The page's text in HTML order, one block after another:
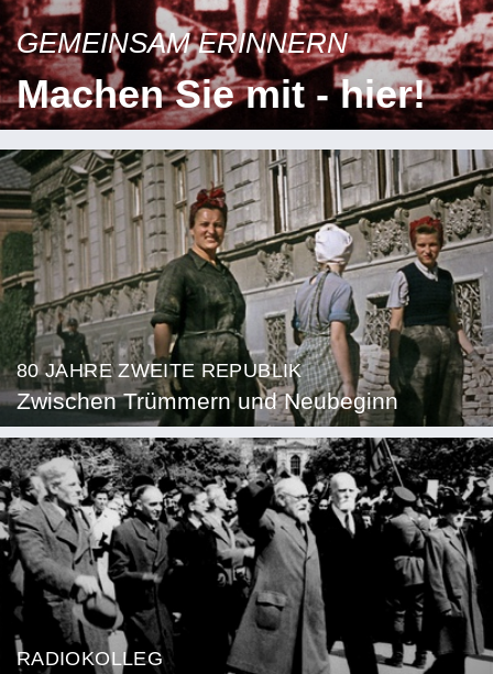
GEMEINSAM ERINNERN
Machen Sie mit - hier!
80 JAHRE ZWEITE REPUBLIK
Zwischen Trümmern und Neubeginn
RADIOKOLLEG